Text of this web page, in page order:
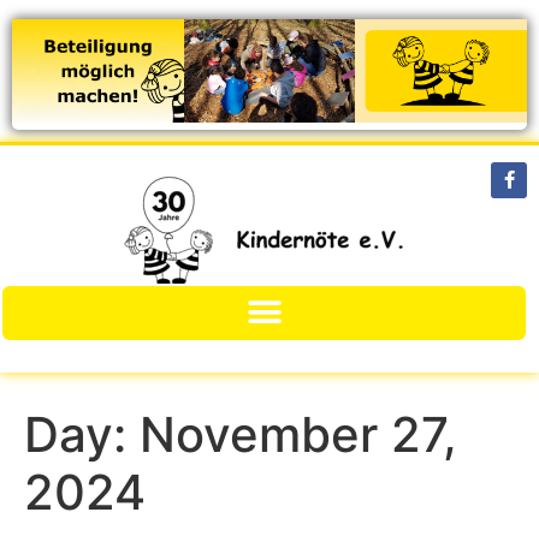
Day: November 27,
2024